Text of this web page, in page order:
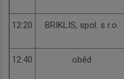
12:20 BRIKLIS, spol. s r.o.
12:40 oběd